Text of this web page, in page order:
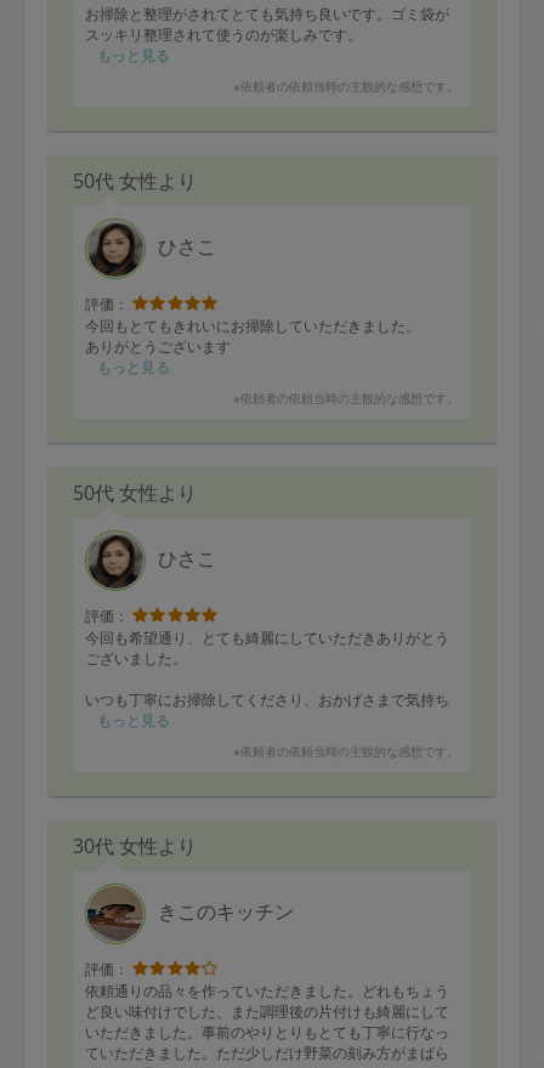
お掃除と整理がされてとても気持ち良いです。ゴミ袋が
スッキリ整理されて使うのが楽しみです。
もっと見る
※依頼者の依頼当時の主観的な感想です。
50代 女性より
ひさこ
評価：
今回もとてもきれいにお掃除していただきました。
ありがとうございます
もっと見る
※依頼者の依頼当時の主観的な感想です。
50代 女性より
ひさこ
評価：
今回も希望通り、とても綺麗にしていただきありがとう
ございました。
いつも丁寧にお掃除してくださり、おかげさまで気持ち
よく過ごせています。
一点だけ、洗面所のお水が少し止まりきっていなかった
ので、こちらでお預かりしています。次回お会いした際
いいたします。
もっと見る
※依頼者の依頼当時の主観的な感想です。
30代 女性より
きこのキッチン
評価：
依頼通りの品々を作っていただきました。どれもちょう
ど良い味付けでした、また調理後の片付けも綺麗にして
いただきました。事前のやりとりもとても丁寧に行なっ
ていただきました。ただ少しだけ野菜の刻み方がまばら